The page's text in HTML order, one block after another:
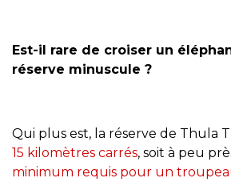
Est-il rare de croiser un
réserve minuscule ?
Qui plus est, la réserve de Thula
15 kilomètres carrés, soit à peu
minimum requis pour un